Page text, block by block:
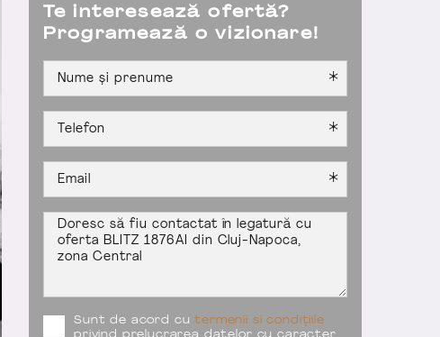
Te interesează ofertă?
Programează o vizionare!
Sunt de acord cutermenii si condițiile